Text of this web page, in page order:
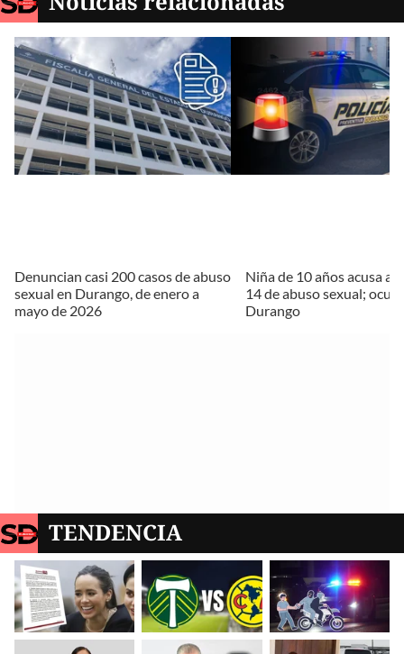
Denuncian casi 200 casos de abuso
sexual en Durango, de enero a
mayo de 2026
Niña de 10 años acusa a
14 de abuso sexual;
Durango
TENDENCIA